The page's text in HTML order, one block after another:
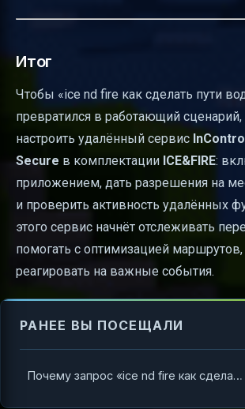
Итог
Чтобы «ice nd fire как сделать пути
превратился в работающий
настроить удалённый сервис
Secure в комплектации ICE&FIRE:
приложением, дать разрешения на
и проверить активность удалённых
этого сервис начнёт отслеживать
помогать с оптимизацией
реагировать на важные события.
РАНЕЕ ВЫ ПОСЕЩАЛИ
Почему запрос «ice nd fire как сделать пути водитель» может сбивать с толку